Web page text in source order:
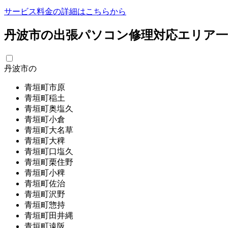
サービス料金の詳細はこちらから
丹波市の出張パソコン修理対応エリア
丹波市の
青垣町市原
青垣町稲土
青垣町奥塩久
青垣町小倉
青垣町大名草
青垣町大稗
青垣町口塩久
青垣町栗住野
青垣町小稗
青垣町佐治
青垣町沢野
青垣町惣持
青垣町田井縄